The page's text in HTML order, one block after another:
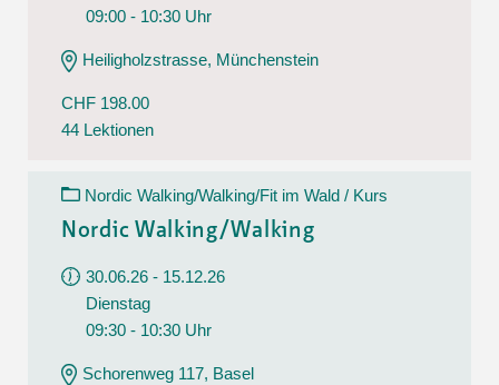
09:00 - 10:30 Uhr
Heiligholzstrasse, Münchenstein
CHF 198.00
44 Lektionen
Nordic Walking/Walking/Fit im Wald / Kurs
Nordic Walking/Walking
30.06.26 - 15.12.26
Dienstag
09:30 - 10:30 Uhr
Schorenweg 117, Basel